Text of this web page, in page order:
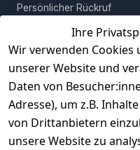
Ihre
Wir verwenden Cookies
unserer Website und
Daten von
Adresse), um z.B.
von Drittanbietern
unsere Website zu
Persönlicher Rückruf
Erfahrungen
Vertrag widerrufen
INFORMATIONEN
Widerrufsrecht